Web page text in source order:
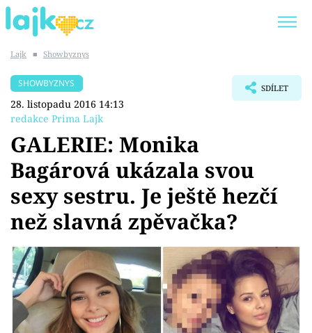
SHOPAHOLICADEL
Témata
Showbyznys
Youtubeři
Virály
Sex a vztahy
Lajk ■ Showbyznys
SHOWBYZNYS
28. listopadu 2016 14:13
redakce Prima Lajk
SDÍLET
GALERIE: Monika
Bagárová ukázala svou
sexy sestru. Je ještě hezčí
než slavná zpěvačka?